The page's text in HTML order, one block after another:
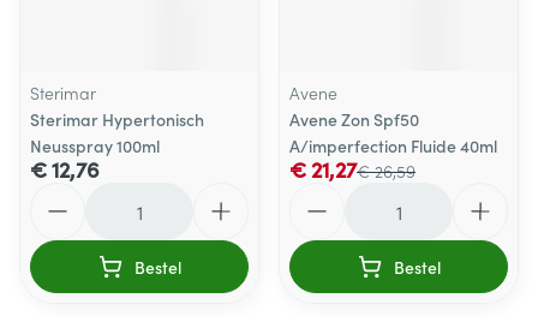
Sterimar
Sterimar Hypertonisch
Neusspray 100ml
€ 12,76
Bestel
Avene
Avene Zon Spf50
A/imperfection Fluide 40ml
€ 26,59
€ 21,27
Bestel